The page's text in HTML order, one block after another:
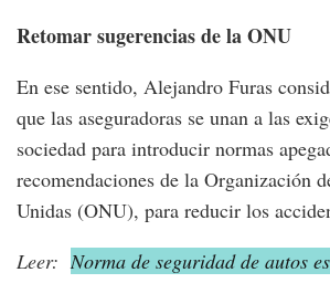
Retomar sugerencias de la ONU
En ese sentido, Alejandro Furas
que las aseguradoras se unan a las
sociedad para introducir normas
recomendaciones de la Organización
Unidas (ONU), para reducir los
Leer: Norma de seguridad de autos